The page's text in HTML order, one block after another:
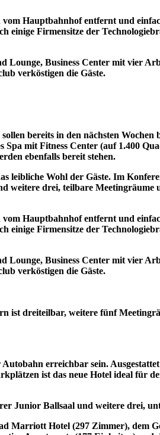
Hauptbahnhof entfernt und
einige Firmensitze der
Lounge, Business Center mit vier
verköstigen die Gäste.
bereits in den nächsten Wochen
mit Fitness Center (auf 1.400
ebenfalls bereit stehen.
leibliche Wohl der Gäste. Im
weitere drei, teilbare Meetingräume
Hauptbahnhof entfernt und
einige Firmensitze der
Lounge, Business Center mit vier
verköstigen die Gäste.
dreiteilbar, weitere fünf
erreichbar sein.
ist das neue Hotel ideal für
Junior Ballsaal und weitere drei,
Marriott Hotel (297 Zimmer), dem